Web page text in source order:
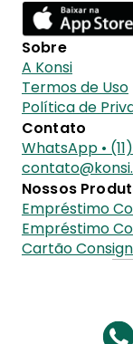
Sobre
A Konsi
Termos de Uso
Política de
Contato
WhatsApp •
Nossos
Empréstimo
Empréstimo
Cartão